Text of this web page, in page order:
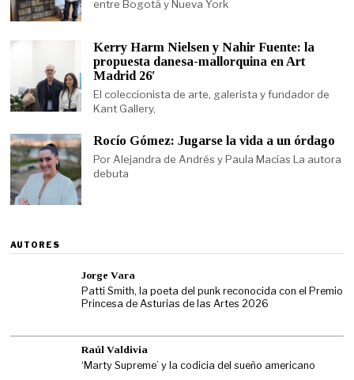
entre Bogotá y Nueva York
Kerry Harm Nielsen y Nahir Fuente: la
propuesta danesa-mallorquina en Art
Madrid 26′
El coleccionista de arte, galerista y fundador de
Kant Gallery,
Rocío Gómez: Jugarse la vida a un órdago
Por Alejandra de Andrés y Paula Macías La autora
debuta
AUTORES
Jorge Vara
Patti Smith, la poeta del punk reconocida con el Premio
Princesa de Asturias de las Artes 2026
Raúl Valdivia
‘Marty Supreme’ y la codicia del sueño americano